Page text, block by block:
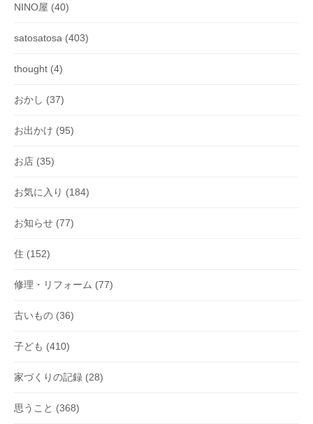
NINO屋 (40)
satosatosa (403)
thought (4)
おかし (37)
お出かけ (95)
お店 (35)
お気に入り (184)
お知らせ (77)
住 (152)
修理・リフォーム (77)
古いもの (36)
子ども (410)
家づくりの記録 (28)
思うこと (368)